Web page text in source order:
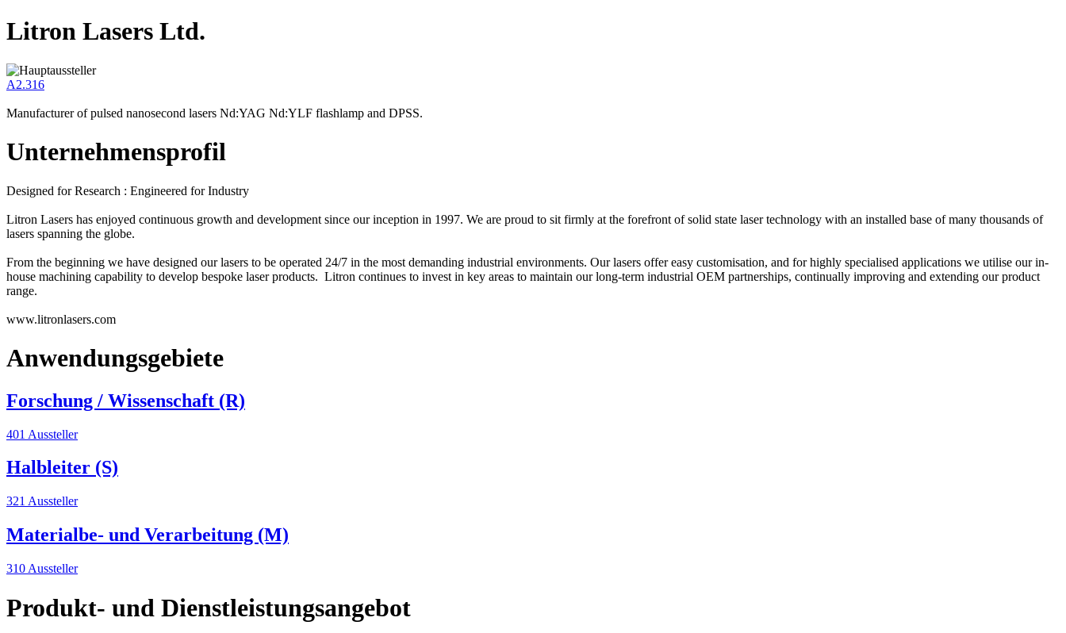
Litron Lasers Ltd.
A2.316
Manufacturer of pulsed nanosecond lasers Nd:YAG Nd:YLF flashlamp and DPSS.
Unternehmensprofil
Designed for Research : Engineered for Industry
Litron Lasers has enjoyed continuous growth and development since our inception in 1997. We are proud to sit firmly at the forefront of solid state laser technology with an installed base of many thousands of
lasers spanning the globe.
From the beginning we have designed our lasers to be operated 24/7 in the most demanding industrial environments. Our lasers offer easy customisation, and for highly specialised applications we utilise our in-
house machining capability to develop bespoke laser products. Litron continues to invest in key areas to maintain our long-term industrial OEM partnerships, continually improving and extending our product
range.
www.litronlasers.com
Anwendungsgebiete
Forschung / Wissenschaft (R)
401 Aussteller
Halbleiter (S)
321 Aussteller
Materialbe- und Verarbeitung (M)
310 Aussteller
Produkt- und Dienstleistungsangebot